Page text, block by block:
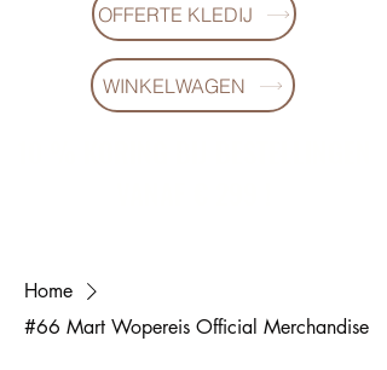
OFFERTE KLEDIJ
WINKELWAGEN
Home
#66 Mart Wopereis Official Merchandise